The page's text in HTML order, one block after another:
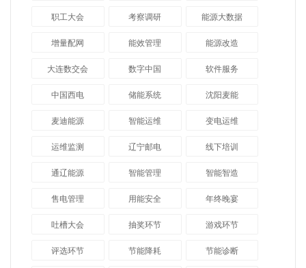
职工大会 考察调研 能源大数据
增量配网 能效管理 能源改造
大连数交会 数字中国 软件服务
中国西电 储能系统 沈阳麦能
麦迪能源 智能运维 变电运维
运维监测 辽宁邮电 线下培训
通辽能源 智能管理 智能智造
售电管理 用能安全 年终晚宴
吐槽大会 抽奖环节 游戏环节
评选环节 节能降耗 节能诊断